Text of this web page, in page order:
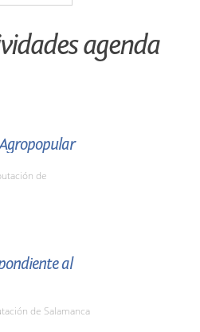
agenda
de
al
de Salamanca